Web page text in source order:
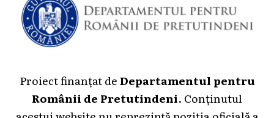
Proiect finanțat deDepartamentul pentru
Românii de Pretutindeni. Conținutul